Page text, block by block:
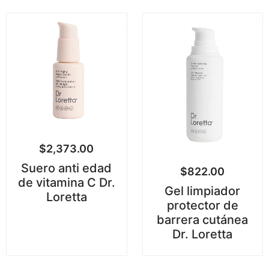
$2,373.00
Suero anti edad
de vitamina C Dr.
Loretta
$822.00
Gel limpiador
protector de
barrera cutánea
Dr. Loretta